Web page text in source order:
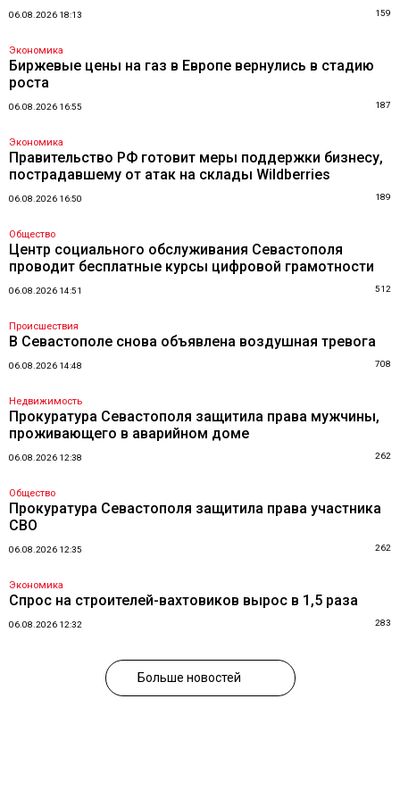
06.08.2026 18:13 159
Экономика
Биржевые цены на газ в Европе вернулись в стадию
роста
06.08.2026 16:55 187
Экономика
Правительство РФ готовит меры поддержки бизнесу,
пострадавшему от атак на склады Wildberries
06.08.2026 16:50 189
Общество
Центр социального обслуживания Севастополя
проводит бесплатные курсы цифровой грамотности
06.08.2026 14:51 512
Происшествия
В Севастополе снова объявлена воздушная тревога
06.08.2026 14:48 708
Недвижимость
Прокуратура Севастополя защитила права мужчины,
проживающего в аварийном доме
06.08.2026 12:38 262
Общество
Прокуратура Севастополя защитила права участника
СВО
06.08.2026 12:35 262
Экономика
Спрос на строителей-вахтовиков вырос в 1,5 раза
06.08.2026 12:32 283
Больше новостей